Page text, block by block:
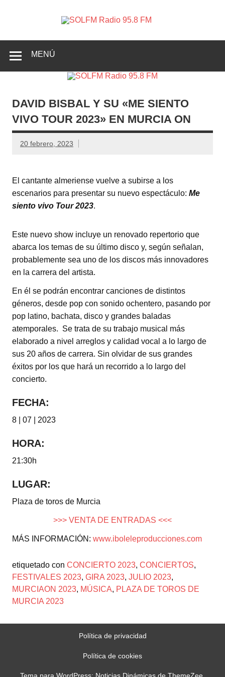
Radio
Crevillente, Radio en Vega Baja y Radio en el Medio
MENÚ
DAVID BISBAL Y SU «ME SIENTO
VIVO TOUR 2023» EN MURCIA ON
20 febrero, 2023
El cantante almeriense vuelve a subirse a los
escenarios para presentar su nuevo espectáculo: Me
siento vivo Tour 2023.
Este nuevo show incluye un renovado repertorio que
abarca los temas de su último disco y, según señalan,
probablemente sea uno de los discos más innovadores
en la carrera del artista.
En él se podrán encontrar canciones de distintos
géneros, desde pop con sonido ochentero, pasando por
pop latino, bachata, disco y grandes baladas
atemporales. Se trata de su trabajo musical más
elaborado a nivel arreglos y calidad vocal a lo largo de
sus 20 años de carrera. Sin olvidar de sus grandes
éxitos por los que hará un recorrido a lo largo del
concierto.
FECHA:
8 | 07 | 2023
HORA:
21:30h
LUGAR:
Plaza de toros de Murcia
>>> VENTA DE ENTRADAS <<<
MÁS INFORMACIÓN: www.iboleleproducciones.com
etiquetado con CONCIERTO 2023, CONCIERTOS,
FESTIVALES 2023, GIRA 2023, JULIO 2023,
MURCIAON 2023, MÚSICA, PLAZA DE TOROS DE
MURCIA 2023
Política de privacidad
Política de cookies